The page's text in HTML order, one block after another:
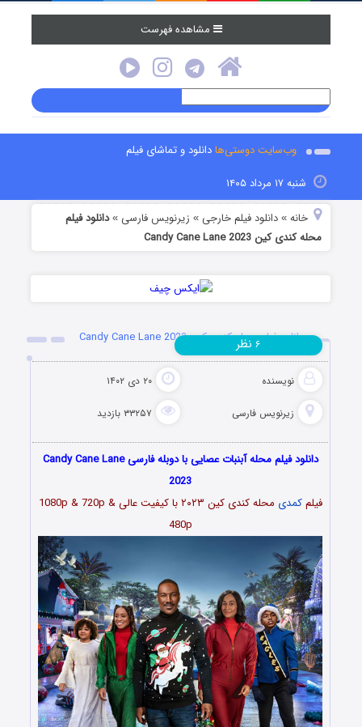
مشاهده فهرست
وب‌سایت دوستی‌هادانلود و تماشای فیلم
شنبه ۱۷ مرداد ۱۴۰۵
خانه »دانلود فیلم خارجی » زیرنویس فارسی »دانلود فیلم
محله کندی کین Candy Cane Lane 2023
دانلود فیلم محله کندی کین Candy Cane Lane 2023
نویسنده ۲۰ دی ۱۴۰۲
زیرنویس فارسی ۳۳۲۵۷ بازدید
۶ نظر
دانلود فیلم محله آبنبات عصایی با دوبله فارسی Candy Cane Lane
2023
فیلمکمدی
محله کندی کین ۲۰۲۳ با کیفیت عالی 1080p & 720p &
480p